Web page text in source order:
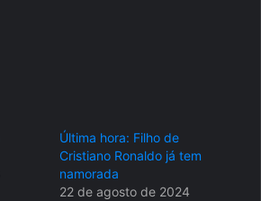
Última hora: Filho de
Cristiano Ronaldo já tem
namorada
22 de agosto de 2024